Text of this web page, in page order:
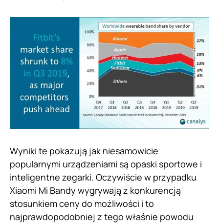
Wyniki te pokazują jak niesamowicie
popularnymi urządzeniami są opaski sportowe i
inteligentne zegarki. Oczywiście w przypadku
Xiaomi Mi Bandy wygrywają z konkurencją
stosunkiem ceny do możliwości i to
najprawdopodobniej z tego właśnie powodu